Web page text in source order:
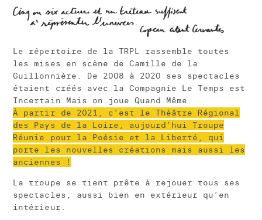
Le répertoire de la TRPL rassemble toutes
les mises en scène de Camille de la
Guillonnière. De 2008 à 2020 ses spectacles
étaient créés avec la Compagnie Le Temps est
Incertain Mais on joue Quand Même.
À partir de 2021, c’est le Théâtre Régional
des Pays de la Loire, aujourd’hui Troupe
Réunie pour la Poésie et la Liberté, qui
porte les nouvelles créations mais aussi les
anciennes !
La troupe se tient prête à rejouer tous ses
spectacles, aussi bien en extérieur qu’en
intérieur.